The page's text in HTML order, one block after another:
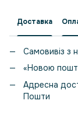
Доставка
Самовивіз з
«Новою
Адресна
Пошти